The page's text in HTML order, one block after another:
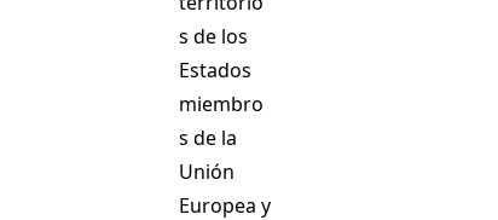
s de los
Estados
miembro
s de la
Unión
Europea y